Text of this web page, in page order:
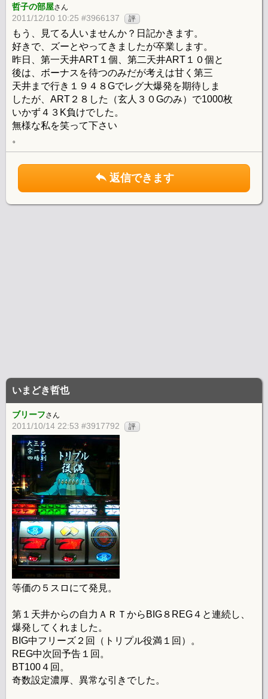
哲子の部屋さん
2011/12/10 10:25 #3966137 評
もう、見てる人いませんか？日記かきます。
好きで、ズーとやってきましたが卒業します。
昨日、第一天井ART１個、第二天井ART１０個と
後は、ボーナスを待つのみだが考えは甘く第三
天井まで行き１９４８Gでレグ大爆発を期待しま
したが、ART２８した（玄人３０Gのみ）で1000枚
いかず４３K負けでした。
無様な私を笑って下さい
。
返信できます
いまどき哲也
ブリーフさん
2011/10/14 22:53 #3917792 評
等価の５スロにて発見。
第１天井からの自力ＡＲＴからBIG８REG４と連続し、
爆発してくれました。
BIG中フリーズ２回（トリプル役満１回）。
REG中次回予告１回。
BT100４回。
奇数設定濃厚、異常な引きでした。